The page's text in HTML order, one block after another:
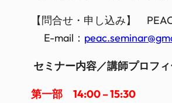
【問合せ・申し込み】
E-mail：
セミナー内容／講師プロフ
第一部 14:00 – 15:30